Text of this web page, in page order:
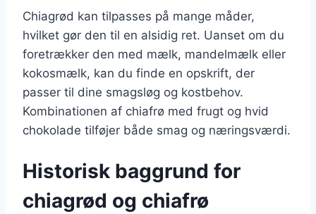
Chiagrød kan tilpasses på mange måder,
hvilket gør den til en alsidig ret. Uanset om du
foretrækker den med mælk, mandelmælk eller
kokosmælk, kan du finde en opskrift, der
passer til dine smagsløg og kostbehov.
Kombinationen af chiafrø med frugt og hvid
chokolade tilføjer både smag og næringsværdi.
Historisk baggrund for
chiagrød og chiafrø